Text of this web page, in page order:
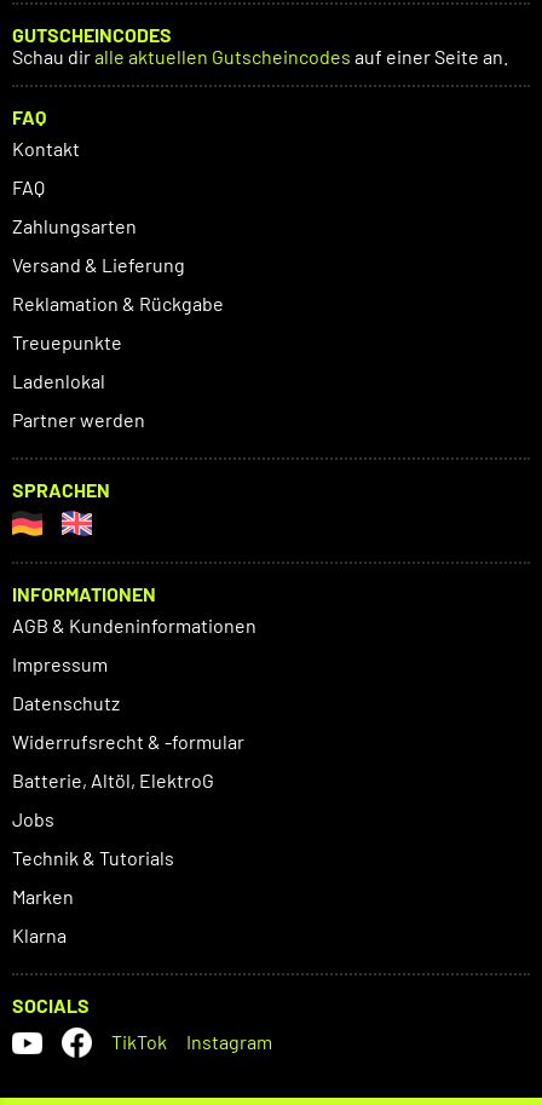
GUTSCHEINCODES
Schau diralle aktuellen Gutscheincodes auf einer Seite an.
FAQ
Kontakt
FAQ
Zahlungsarten
Versand & Lieferung
Reklamation & Rückgabe
Treuepunkte
Ladenlokal
Partner werden
SPRACHEN
INFORMATIONEN
AGB & Kundeninformationen
Impressum
Datenschutz
Widerrufsrecht & -formular
Batterie, Altöl, ElektroG
Jobs
Technik & Tutorials
Marken
Klarna
SOCIALS
TikTok
Instagram